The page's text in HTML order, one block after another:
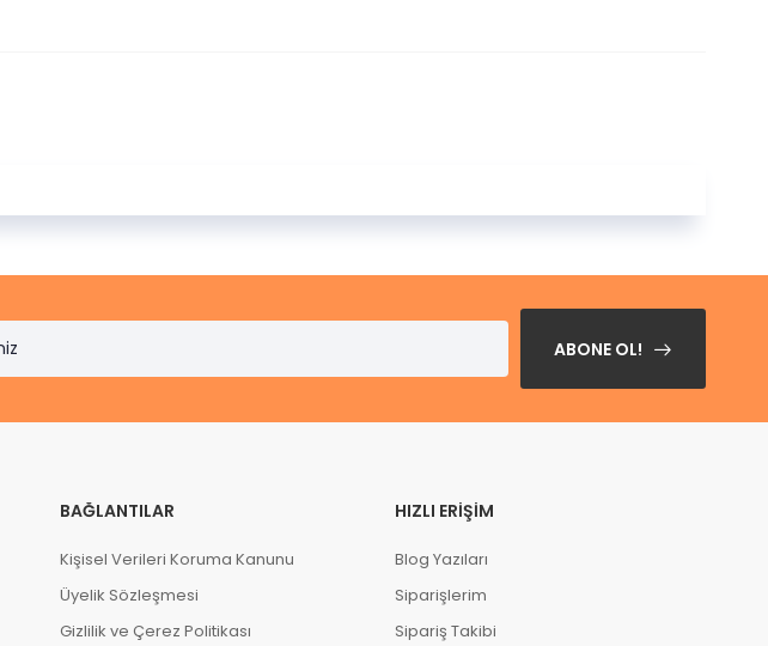
ABONE OL!
BAĞLANTILAR
Kişisel Verileri Koruma Kanunu
Üyelik Sözleşmesi
Gizlilik ve Çerez Politikası
HIZLI ERIŞIM
Blog Yazıları
Siparişlerim
Sipariş Takibi